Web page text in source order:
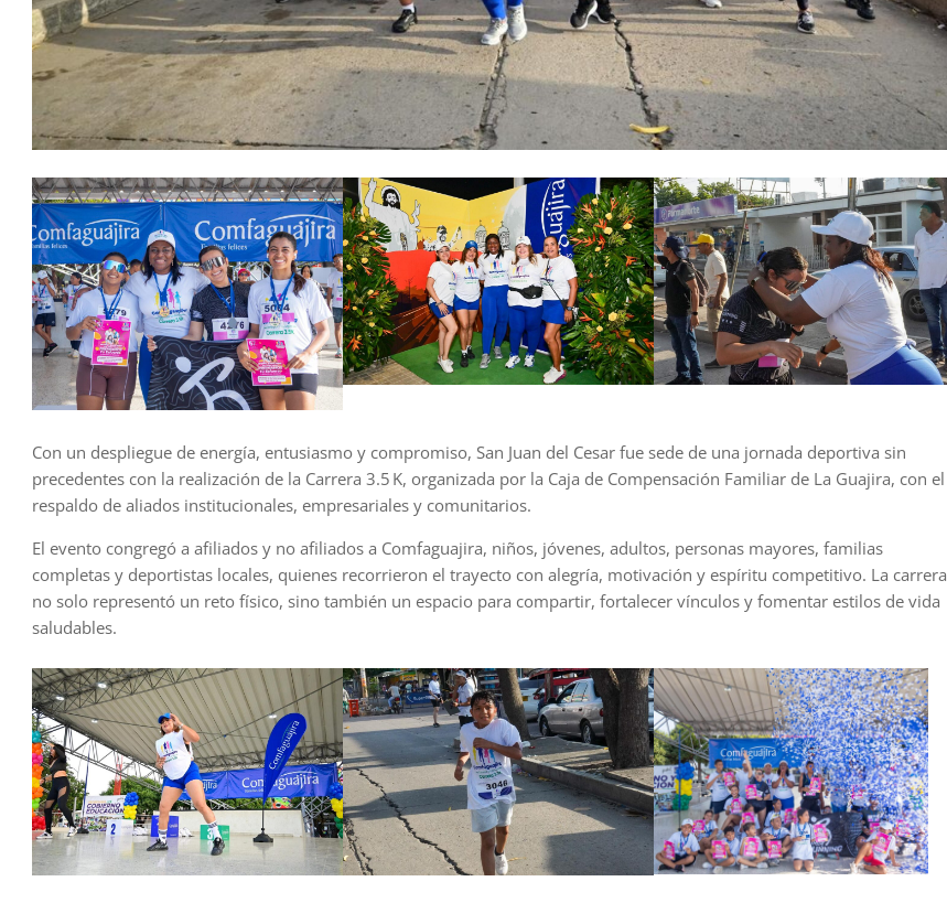
Con un despliegue de energía, entusiasmo y compromiso, San Juan del Cesar fue sede de una jornada deportiva sin
precedentes con la realización de la Carrera 3.5 K, organizada por la Caja de Compensación Familiar de La Guajira, con el
respaldo de aliados institucionales, empresariales y comunitarios.
El evento congregó a afiliados y no afiliados a Comfaguajira, niños, jóvenes, adultos, personas mayores, familias
completas y deportistas locales, quienes recorrieron el trayecto con alegría, motivación y espíritu competitivo. La carrera
no solo representó un reto físico, sino también un espacio para compartir, fortalecer vínculos y fomentar estilos de vida
saludables.